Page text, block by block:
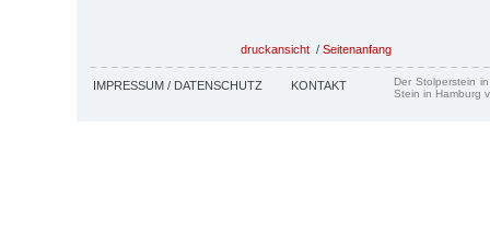
druckansicht / Seitenanfang
IMPRESSUM / DATENSCHUTZ KONTAKT
Der Stolperstein
Stein in Hamburg